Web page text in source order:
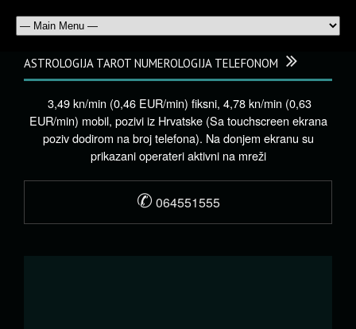
ASTROLOGIJA TAROT NUMEROLOGIJA TELEFONOM
3,49 kn/min (0,46 EUR/min) fiksni, 4,78 kn/min (0,63
EUR/min) mobil, pozivi iz Hrvatske (Sa touchscreen ekrana
poziv dodirom na broj telefona). Na donjem ekranu su
prikazani operateri aktivni na mreži
✆ 064551555